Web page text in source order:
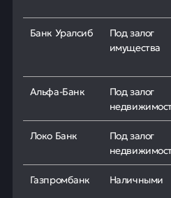
Банк Уралсиб
Под залог
имущества
Альфа-Банк
Под залог
Локо Банк
Под залог
Газпромбанк Наличными